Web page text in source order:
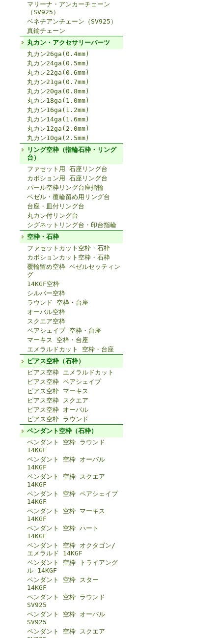
マリーナ・アンカーチェーン
（SV925）
ベネチアンチェーン（SV925）
真鍮チェーン
丸カン・アクセサリーパーツ
丸カン26ga(0.4mm)
丸カン24ga(0.5mm)
丸カン22ga(0.6mm)
丸カン21ga(0.7mm)
丸カン20ga(0.8mm)
丸カン18ga(1.0mm)
丸カン16ga(1.2mm)
丸カン14ga(1.6mm)
丸カン12ga(2.0mm)
丸カン10ga(2.5mm)
リング空枠（指輪石枠・リング
台）
ファセット用 石座リング台
カボション用 石座リング台
パール空枠リング台座指輪
ベゼル・覆輪留め用リング台
台座・皿付リング台
丸カン付リング台
シグネットリング台・印台指輪
空枠・石枠
ファセットカット空枠・石枠
カボションカット空枠・石枠
覆輪留め空枠 ベゼルセッティン
グ
14KGF空枠
シルバー空枠
ラウンド 空枠・台座
オーバル空枠
スクエア空枠
ペアシェイプ 空枠・台座
マーキス 空枠・台座
エメラルドカット 空枠・台座
ピアス空枠（石枠）
ピアス空枠 エメラルドカット
ピアス空枠 ペアシェイプ
ピアス空枠 マーキス
ピアス空枠 スクエア
ピアス空枠 オーバル
ピアス空枠 ラウンド
ペンダント空枠（石枠）
ペンダント 空枠 ラウンド
14KGF
ペンダント 空枠 オーバル
14KGF
ペンダント 空枠 スクエア
14KGF
ペンダント 空枠 ペアシェイプ
14KGF
ペンダント 空枠 マーキス
14KGF
ペンダント 空枠 ハート
14KGF
ペンダント 空枠 オクタゴン/
エメラルド 14KGF
ペンダント 空枠 トライアング
ル 14KGF
ペンダント 空枠 スター
14KGF
ペンダント 空枠 ラウンド
SV925
ペンダント 空枠 オーバル
SV925
ペンダント 空枠 スクエア